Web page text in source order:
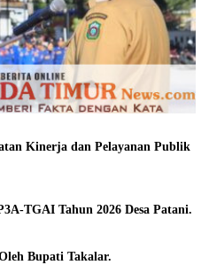
Kinerja dan Pelayanan Publik
TGAI Tahun 2026 Desa Patani.
Bupati Takalar.